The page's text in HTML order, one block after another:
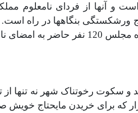
است و آنها از فردای
بنگاهها در راه است.
و سکوت رخوتناک شهر نه تنها
که برای خريدن مايحتاج